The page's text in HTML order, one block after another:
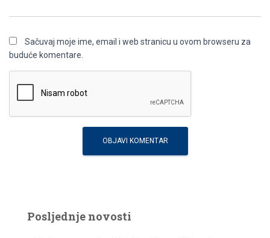
Sačuvaj moje ime, email i web stranicu u ovom browseru za
buduće komentare.
Posljednje novosti